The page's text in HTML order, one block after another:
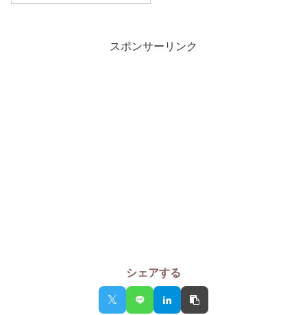
スポンサーリンク
シェアする